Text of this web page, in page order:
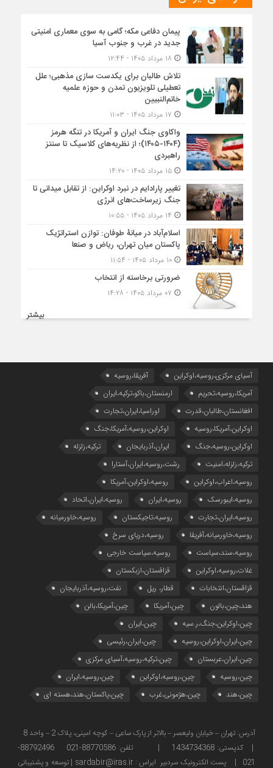
پیمان دفاعی مکه؛ گامی به سوی معماری امنیتی
جدید در غرب و جنوب آسیا
تلاش طالبان برای یکدست سازی مذهبی؛ علل
تعطیلی تلویزیون تمدن و حوزه علمیه
خاتم‌النبیین
واکاوی جنگ ایران و آمریکا در تنگه هرمز
(۱۴۰۴-۱۴۰۵)؛ از نظریه‌های کلاسیک تا سنتز
راهبردی
۱۵ مرداد ۱۴۰۵ - ۱۴:۲۰
تغییر پارادایم در نبرد اوکراین: از تقابل میدانی تا
جنگ زیرساخت‌های انرژی
اسلام‌آباد در میانۀ طوفان: توازن استراتژیک
پاکستان میان تهران، ریاض و صنعا
۱۰ مرداد ۱۴۰۵ - ۱۱:۵۴
ضرورتی برخاسته از انتخاب
بیشتر
آسیای مرکزی،روسیه،اوکراین
آفریقا،روسیه
آمریکا،روسیه،تحریم
ارمنستان،باکو،ترکیه،ایران
افغانستان،طالبان،قدرت
اوراسیا،ایران،تجارت
اوکراین،آمریکا،روسیه
اوکراین،روسیه،آمریکا،جنگ
اوکراین،روسیه،جنگ
ایران،آذربایجان
ترکیه،زلزله
ترکیه،زلزله،امنیت
رشت،روسیه،ایران،آستارا
روسیه،اعراب،اوکراین
روسیه،اوکراین،آمریکا
روسیه،ایبورسک
روسیه،ایران
روسیه،ایران،اتحاد
روسیه،ایران،تجارت
روسیه،تاجیکستان
روسیه،خاورمیانه
روسیه،خاورمیانه،آفریقا
روسیه،دریای سرخ
روسیه،سند،سیاست
روسیه،سیاست خارجی
غلات،روسیه،اوکراین
قزاقستان،ازبکستان
قزاقستان،انتخابات
قطار، ریل
نفت،روسیه،آذربایجان
هند،چین،بالون
چین،آمریکا
چین،آمریکا،بالن
چین،اوکراین،جنگ،ر.سیه
چین،ایران
چین،ایران،اوکراین،روسیه
چین،ایران،رئیسی
چین،ایران،عربستان
چین،ترکیه،روسیه،آسیای مرکزی
چین،روسیه
چین،روسیه،اوکراین
چین،روسیه،ایران
چین،هند
چین،هژمونی،غرب چین،پاکستان،هند،هسته ای
| کدپستی: 1434734368 | تلفن: 88770586-021 88792496-
021 | پست الکترونیک سردبیر ایراس : sardabir@iras.ir |
توسعه و پشتیبانی